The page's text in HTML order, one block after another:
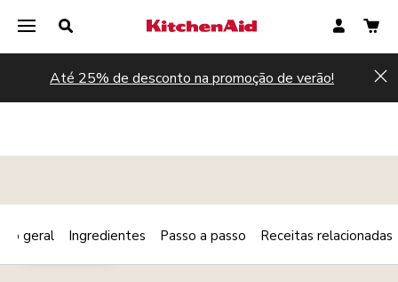
Até 25% de desconto na promoção de verão!
VEGETARIANO Print
geral Ingredientes Passo a passo Receitas relacionadas